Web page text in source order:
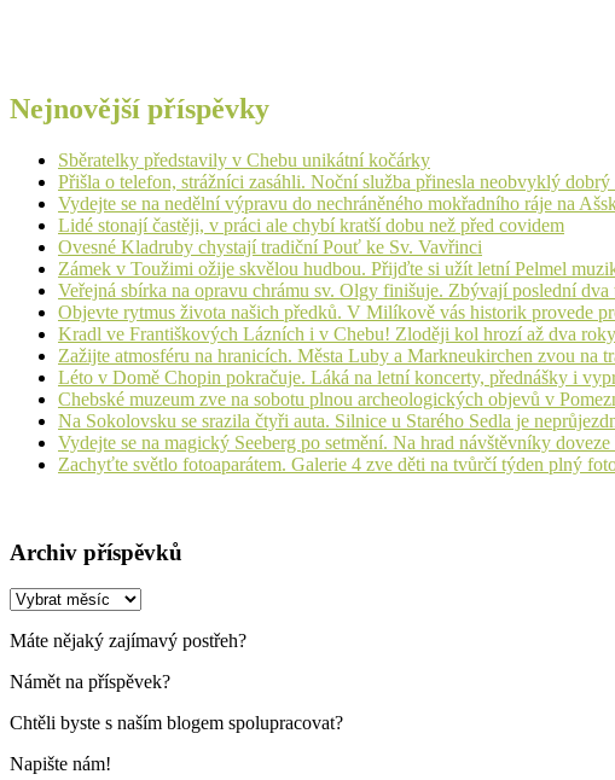
Nejnovější příspěvky
Sběratelky představily v Chebu unikátní kočárky
Přišla o telefon, strážníci zasáhli. Noční služba přinesla neobvyklý dobrý
Vydejte se na nedělní výpravu do nechráněného mokřadního ráje na
Lidé stonají častěji, v práci ale chybí kratší dobu než před covidem
Ovesné Kladruby chystají tradiční Pouť ke Sv. Vavřinci
Zámek v Toužimi ožije skvělou hudbou. Přijďte si užít letní Pelmel
Veřejná sbírka na opravu chrámu sv. Olgy finišuje. Zbývají poslední dva
Objevte rytmus života našich předků. V Milíkově vás historik provede
Kradl ve Františkových Lázních i v Chebu! Zloději kol hrozí až dva
Zažijte atmosféru na hranicích. Města Luby a Markneukirchen zvou na
Léto v Domě Chopin pokračuje. Láká na letní koncerty, přednášky i
Chebské muzeum zve na sobotu plnou archeologických objevů v
Na Sokolovsku se srazila čtyři auta. Silnice u Starého Sedla je
Vydejte se na magický Seeberg po setmění. Na hrad návštěvníky
Zachyťte světlo fotoaparátem. Galerie 4 zve děti na tvůrčí týden plný
Archiv příspěvků
Archiv
Máte nějaký zajímavý postřeh?
Námět na příspěvek?
Chtěli byste s naším blogem spolupracovat?
Napište nám!